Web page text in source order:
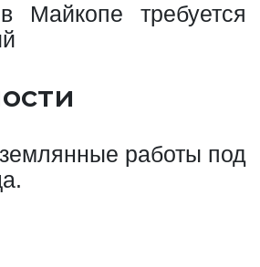
Майкопе требуется
работы под